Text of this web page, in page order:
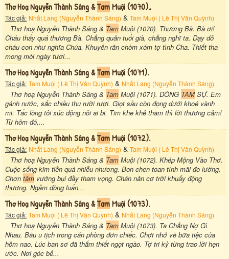
Thơ Hoạ Nguyễn Thành Sáng &TamMuội (1070).,
Tác giả: Nhất Lang (Nguyễn Thành Sáng) & Tam Muội ( Lê Thị Vân Quỳnh)
Thơ hoạ Nguyễn Thành Sáng & Tam Muội (1070). Thương Bà. Bà ơi!
Cháu thấy quá thương Bà. Chẳng quản tuổi già, chẳng nghĩ ta. Dạy dỗ
cháu con như nghĩa Chúa. Khuyên răn chòm xóm tợ tình Cha. Thiết tha
mong mỏi ngày tươi...
Thơ Hoạ Nguyễn Thành Sáng &TamMuội (1071).
Tác giả: Tam Muội ( Lê Thị Vân Quỳnh) & Nhất Lang (Nguyễn Thành Sáng)
Thơ hoạ Nguyễn Thành Sáng & Tam Muội (1071). DÒNG TÂMSỰ. Em
gánh nước, sắc chiều thu rười rượi. Giọt sầu còn đọng dưới khoé vành
mi. Tấc lòng tôi xúc động nỗi ai bi. Tim khe khẻ thầm thì lời thương cảm!
Từ hôm đó,...
Thơ Hoạ Nguyễn Thành Sáng &TamMuội (1072).
Tác giả: Nhất Lang (Nguyễn Thành Sáng) & Tam Muội ( Lê Thị Vân Quỳnh)
Thơ hoạ Nguyễn Thành Sáng & Tam Muội (1072). Khép Mộng Vào Thơ.
Cuộc sống kim tiền quá nhiễu nhương. Bon chen toan tính mãi đo lường.
Chơn tâm vướng bụi đầy tham vọng. Chán nản cơ trời khuấy động
thương. Ngẫm dòng luẩn...
Thơ Hoạ Nguyễn Thành Sáng &TamMuội (1073).
Tác giả: Tam Muội ( Lê Thị Vân Quỳnh) & Nhất Lang (Nguyễn Thành Sáng)
Thơ hoạ Nguyễn Thành Sáng & Tam Muội (1073). Ta Chẳng Nợ Gì
Nhau. Bầu u tịch trong căn phòng đơn chiếc. Chợt nhớ về bữa tiệc của
hôm nao. Lúc ban sơ đã thắm thiết ngọt ngào. Tợ tri kỷ từng trao lời hẹn
ước. Nơi góc bể...